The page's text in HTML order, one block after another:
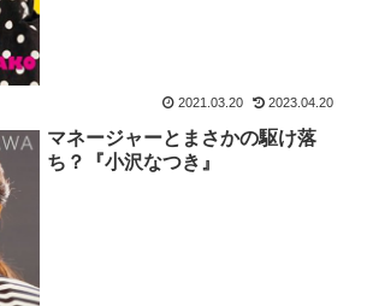
2021.03.20 2023.04.20
マネージャーとまさかの駆け落
ち？『小沢なつき』